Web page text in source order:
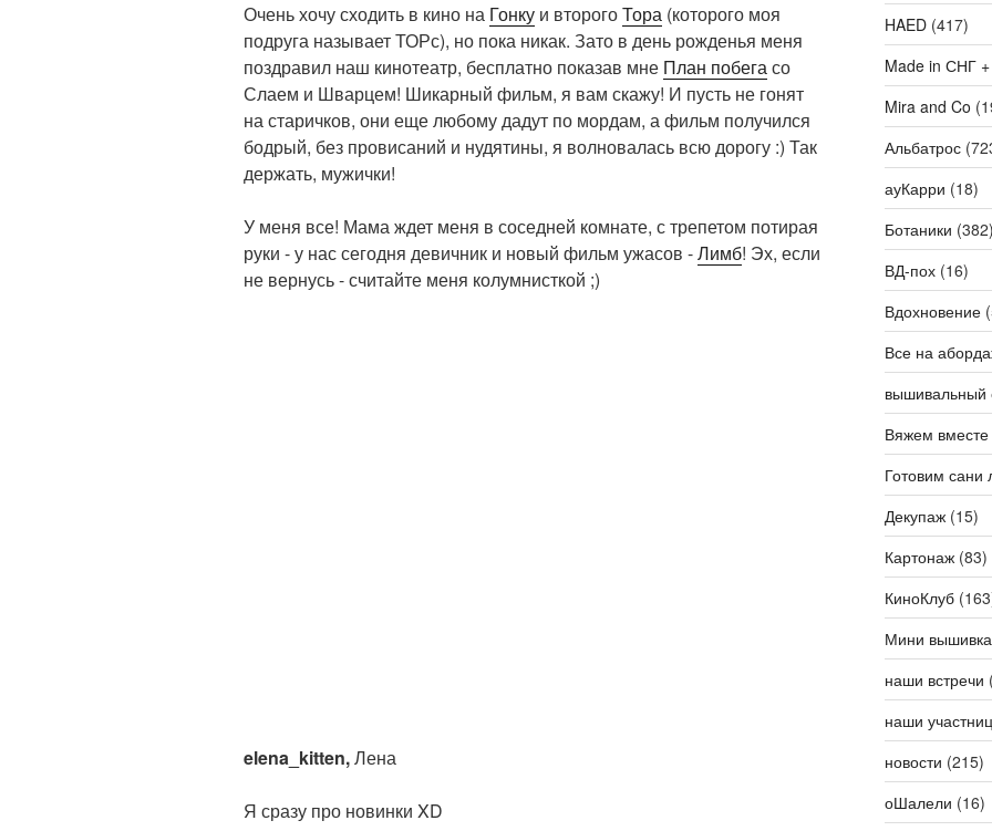
Очень хочу сходить в кино на Гонку и второгоТора (которого моя
подруга называет ТОРс), но пока никак. Зато в день рожденья меня
поздравил наш кинотеатр, бесплатно показав мне План побегасо
Слаем и Шварцем! Шикарный фильм, я вам скажу! И пусть не гонят
на старичков, они еще любому дадут по мордам, а фильм получился
бодрый, без провисаний и нудятины, я волновалась всю дорогу :) Так
держать, мужички!
У меня все! Мама ждет меня в соседней комнате, с трепетом потирая
руки - у нас сегодня девичник и новый фильм ужасов -Лимб! Эх, если
не вернусь - считайте меня колумнисткой ;)
elena_kitten,Лена
Я сразу про новинки XD
HAED(417)
Made in СНГ
Mira and Co
Альбатрос
ауКарри (18)
Ботаники
ВД-пох(16)
Вдохновение
Все на
вышивальный
Вяжем вместе
Готовим сани
Декупаж(15)
Картонаж(83)
КиноКлуб
Мини вышивка
наши встречи
наши
новости (215)
оШалели (16)